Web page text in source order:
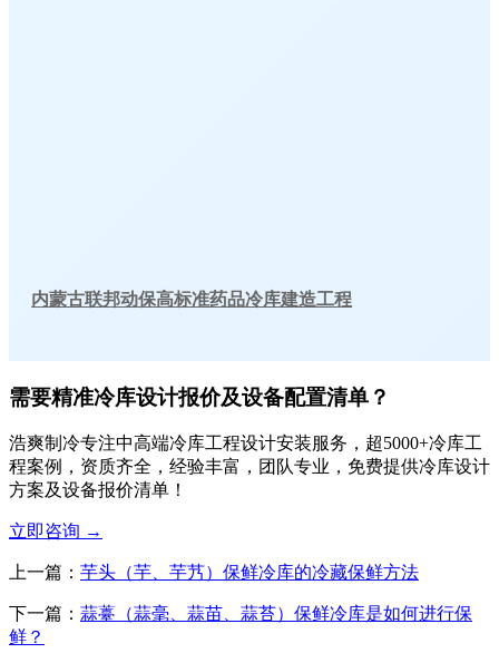
内蒙古联邦动保高标准药品冷库建造工程
需要精准冷库设计报价及设备配置清单？
浩爽制冷专注中高端冷库工程设计安装服务，超5000+冷库工
程案例，资质齐全，经验丰富，团队专业，免费提供冷库设计
方案及设备报价清单！
立即咨询 →
上一篇： 芋头（芋、芋艿）保鲜冷库的冷藏保鲜方法
下一篇： 蒜薹（蒜毫、蒜苗、蒜苔）保鲜冷库是如何进行保
鲜？